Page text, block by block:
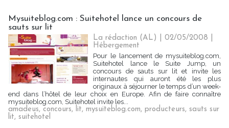
Mysuiteblog.com : Suitehotel lance un concours de
sauts sur lit
La rédaction (AL) | 02/05/2008
Hébergement
Pour le lancement de mysuiteblog.com,
Suitehotel lance le Suite Jump, un
concours de sauts sur lit et invite les
internautes qui auront été les plus
originaux à séjourner le temps d’un week-
end dans l’hôtel de leur choix en Europe. Afin de faire connaître
mysuiteblog.com, Suitehotel invite les...
amadeus, concours, lit, mysuiteblog.com, producteurs, sauts sur
lit, suitehotel